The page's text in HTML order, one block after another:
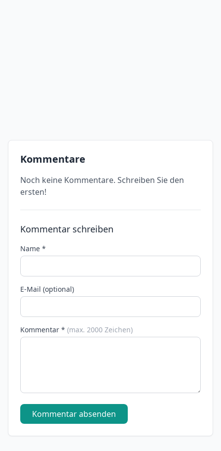
Kommentare
Noch keine Kommentare. Schreiben Sie den
ersten!
Kommentar schreiben
Name *
E-Mail (optional)
Kommentar * (max. 2000 Zeichen)
Kommentar absenden